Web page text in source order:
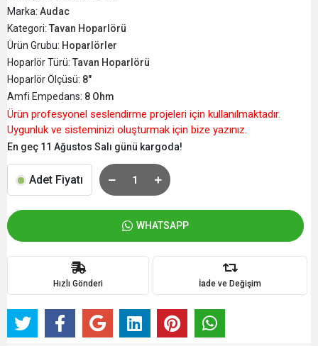
Marka: Audac
Kategori: Tavan Hoparlörü
Ürün Grubu: Hoparlörler
Hoparlör Türü: Tavan Hoparlörü
Hoparlör Ölçüsü: 8"
Amfi Empedans: 8 Ohm
Ürün profesyonel seslendirme projeleri için kullanılmaktadır.
Uygunluk ve sisteminizi oluşturmak için bize yazınız.
En geç 11 Ağustos Salı günü kargoda!
Adet Fiyatı
WHATSAPP
Hızlı Gönderi İade ve Değişim